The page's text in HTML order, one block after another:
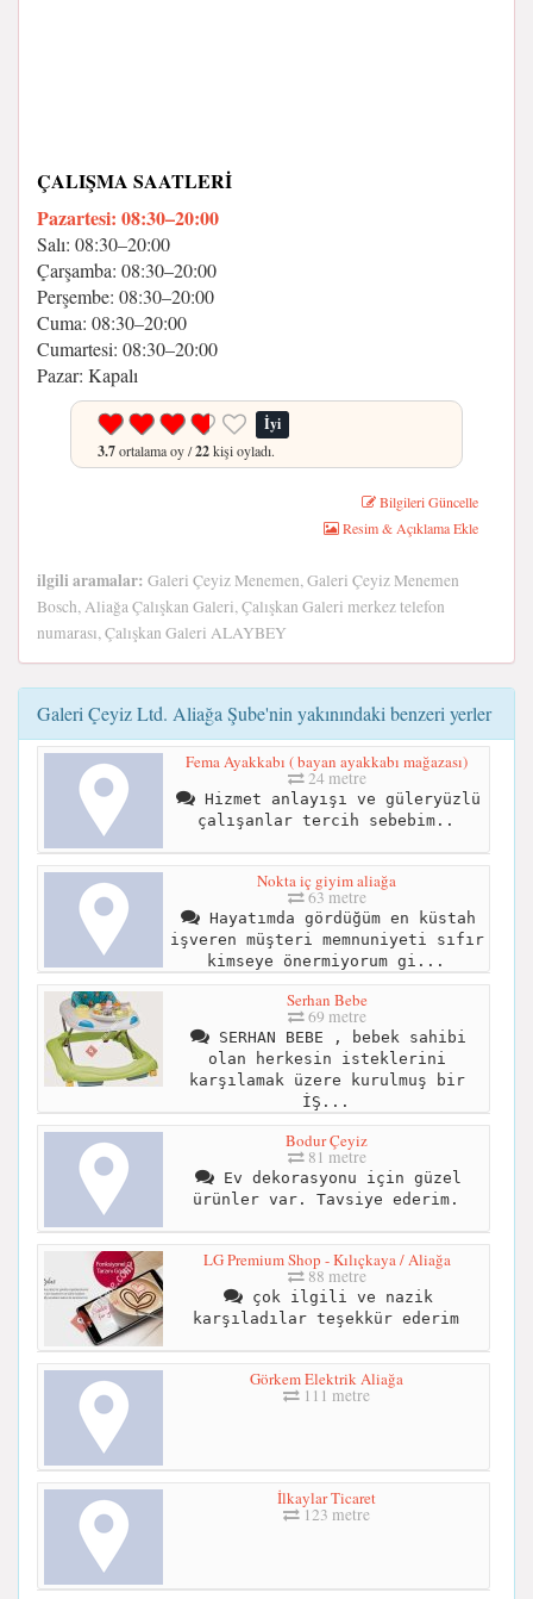
ÇALIŞMA SAATLERI
Pazartesi: 08:30–20:00
Salı: 08:30–20:00
Çarşamba: 08:30–20:00
Perşembe: 08:30–20:00
Cuma: 08:30–20:00
Cumartesi: 08:30–20:00
Pazar: Kapalı
İyi
3.7ortalama oy /22kişi oyladı.
Bilgileri Güncelle
Resim & Açıklama Ekle
ilgili aramalar: Galeri Çeyiz Menemen, Galeri Çeyiz Menemen
Bosch, Aliağa Çalışkan Galeri, Çalışkan Galeri merkez telefon
numarası, Çalışkan Galeri ALAYBEY
Galeri Çeyiz Ltd. Aliağa Şube'nin yakınındaki benzeri yerler
Fema Ayakkabı ( bayan ayakkabı mağazası)
24 metre
Hizmet anlayışı ve güleryüzlü
çalışanlar tercih sebebim..
Nokta iç giyim aliağa
63 metre
Hayatımda gördüğüm en küstah
işveren müşteri memnuniyeti sıfır
kimseye önermiyorum gi...
Serhan Bebe
69 metre
SERHAN BEBE , bebek sahibi
olan herkesin isteklerini
karşılamak üzere kurulmuş bir
İŞ...
Bodur Çeyiz
81 metre
Ev dekorasyonu için güzel
ürünler var. Tavsiye ederim.
LG Premium Shop - Kılıçkaya / Aliağa
88 metre
çok ilgili ve nazik
karşıladılar teşekkür ederim
Görkem Elektrik Aliağa
111 metre
İlkaylar Ticaret
123 metre